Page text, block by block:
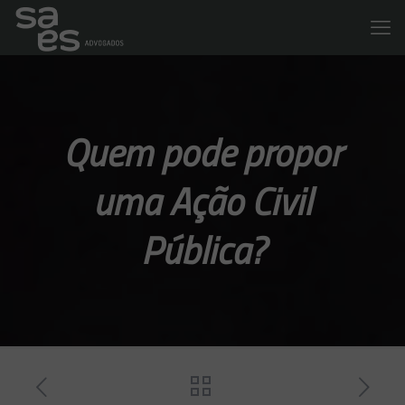
Quem pode propor
uma Ação Civil
Pública?